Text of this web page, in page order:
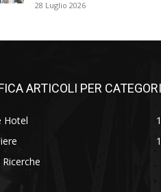
28 Luglio 2026
ARTICOLI PER
Hotel